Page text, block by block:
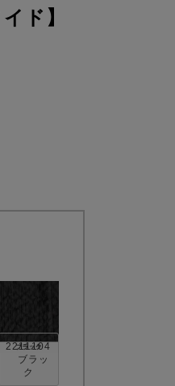
ド】
2211104
ブラッ
ク